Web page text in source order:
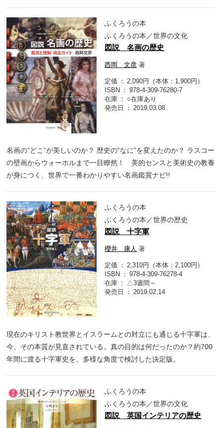
ふくろうの本
ふくろうの本／世界の文化
図説 名画の歴史
西岡 文彦 著
定価
2,090円（本体：1,900円）
ISBN
978-4-309-76280-7
在庫
○在庫あり
発売日
2019.03.08
名画の“どこ”が美しいのか？ 歴史の“なに”を変えたのか？ ラスコー
の壁画からウォーホルまで一目瞭然！ 美的センスと美術史の教養
が身につく、世界で一番わかりやすい名画鑑賞ナビ!!
ふくろうの本
ふくろうの本／世界の歴史
図説 十字軍
櫻井 康人 著
定価
2,310円（本体：2,100円）
ISBN
978-4-309-76278-4
在庫
△3週間～
発売日
2019.02.14
現在のキリスト教世界とイスラームとの対立にも通じる十字軍は、
今、その本質が見直されている。真の目的は何だったのか？約700
年間に渡る十字軍史を、多様な角度で検討した決定版。
ふくろうの本
ふくろうの本／世界の文化
図説 英国インテリアの歴史